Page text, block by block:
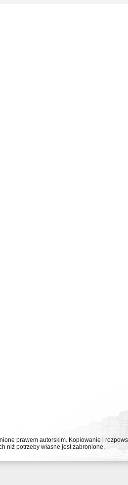
prawem autorskim. Kopiowanie i
niż potrzeby własne jest zabronione.